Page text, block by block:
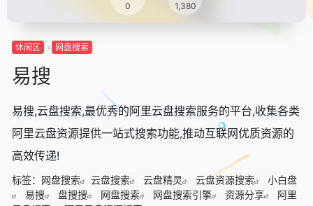
0 1,380
休闲区 网盘搜索
易搜
易搜,云盘搜索,最优秀的阿里云盘搜索服务的平台,收集各类
阿里云盘资源提供一站式搜索功能,推动互联网优质资源的
高效传递!
标签： 网盘搜索 云盘搜索 云盘精灵 云盘资源搜索
小白盘
易搜
盘搜搜 网盘搜索 网盘搜索引擎 资源分享
阿里